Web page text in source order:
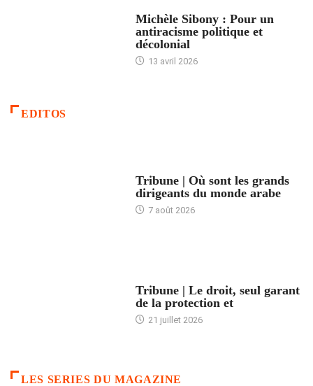
Michèle Sibony : Pour un
antiracisme politique et
décolonial
13 avril 2026
EDITOS
Tribune | Où sont les grands
dirigeants du monde arabe
7 août 2026
Tribune | Le droit, seul garant
de la protection et
21 juillet 2026
LES SERIES DU MAGAZINE